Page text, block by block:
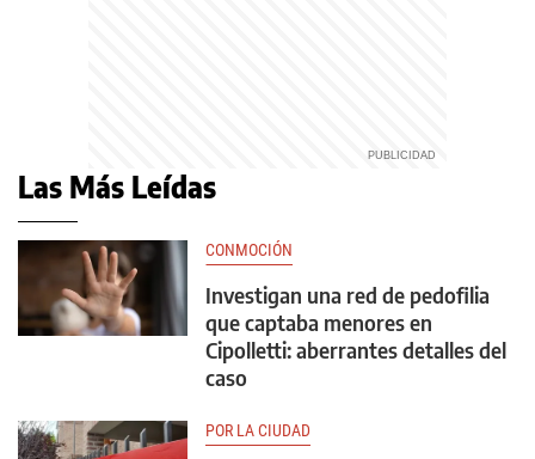
Las Más Leídas
CONMOCIÓN
Investigan una red de pedofilia
que captaba menores en
Cipolletti: aberrantes detalles del
caso
POR LA CIUDAD